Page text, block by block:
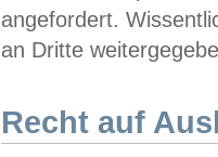
angefordert.
an Dritte
Recht auf